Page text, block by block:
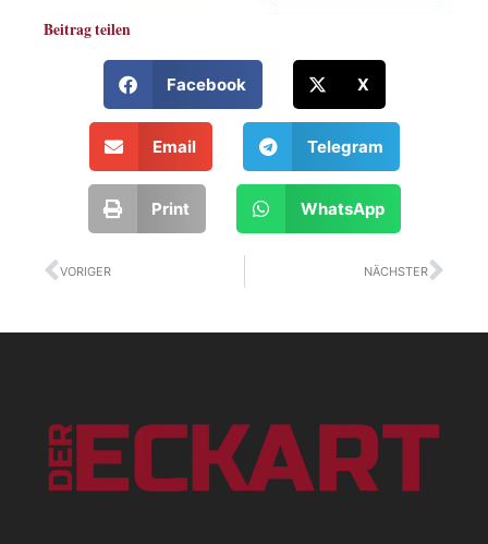
Beitrag teilen
Facebook X
Email Telegram
Print WhatsApp
Zurück
VORIGER NÄCHSTER